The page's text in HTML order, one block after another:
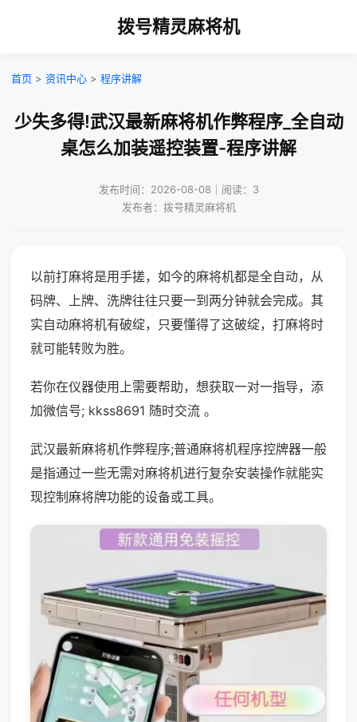
拨号精灵麻将机
首页 > 资讯中心 > 程序讲解
少失多得!武汉最新麻将机作弊程序_全自动
桌怎么加装遥控装置-程序讲解
发布时间：2026-08-08｜阅读：3
发布者：拨号精灵麻将机
以前打麻将是用手搓，如今的麻将机都是全自动，从
码牌、上牌、洗牌往往只要一到两分钟就会完成。其
实自动麻将机有破绽，只要懂得了这破绽，打麻将时
就可能转败为胜。
若你在仪器使用上需要帮助，想获取一对一指导，添
加微信号; kkss8691 随时交流 。
武汉最新麻将机作弊程序;普通麻将机程序控牌器一般
是指通过一些无需对麻将机进行复杂安装操作就能实
现控制麻将牌功能的设备或工具。